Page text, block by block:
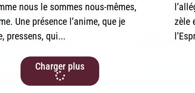
nous le sommes nous-mêmes,
Une présence l’anime, que je
pressens, qui...
zèle
Charger plus